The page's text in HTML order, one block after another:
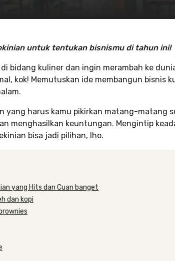
untuk tentukan bisnismu di tahun ini!
di bidang kuliner dan ingin merambah ke
kok! Memutuskan ide membangun bisnis
yang harus kamu pikirkan matang-matang
menghasilkan keuntungan. Mengintip
bisa jadi pilihan, lho.
yang Hits dan Cuan banget
dan kopi